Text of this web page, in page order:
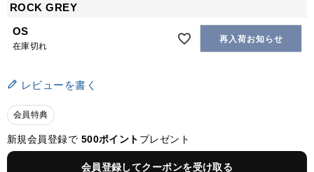
ROCK GREY
OS
在庫切れ
再入荷お知らせ
レビューを書く
会員特典
新規会員登録で 500ポイント プレゼント
会員登録してクーポンを受け取る